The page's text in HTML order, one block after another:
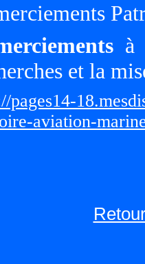
à
et la
pages14-
aviation-